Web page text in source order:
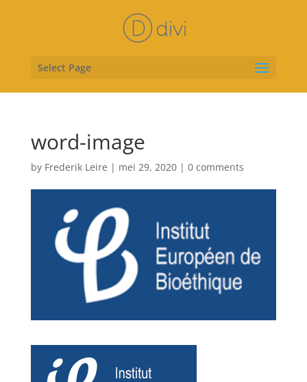
Select Page
word-image
by Frederik Leire | mei 29, 2020| 0 comments